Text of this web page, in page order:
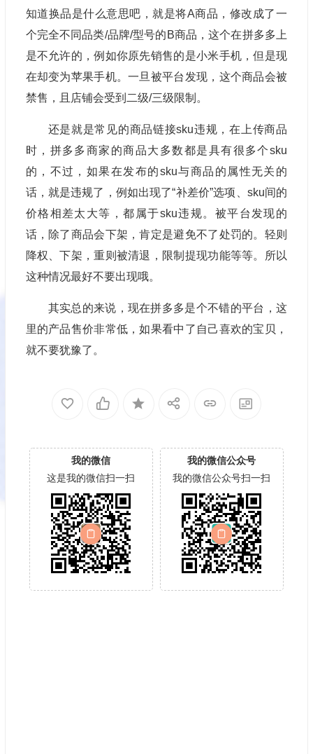
知道换品是什么意思吧，就是将A商品，修改成了一
个完全不同品类/品牌/型号的B商品，这个在拼多多上
是不允许的，例如你原先销售的是小米手机，但是现
在却变为苹果手机。一旦被平台发现，这个商品会被
禁售，且店铺会受到二级/三级限制。
还是就是常见的商品链接sku违规，在上传商品
时，拼多多商家的商品大多数都是具有很多个sku
的，不过，如果在发布的sku与商品的属性无关的
话，就是违规了，例如出现了“补差价”选项、sku间的
价格相差太大等，都属于sku违规。被平台发现的
话，除了商品会下架，肯定是避免不了处罚的。轻则
降权、下架，重则被清退，限制提现功能等等。所以
这种情况最好不要出现哦。
其实总的来说，现在拼多多是个不错的平台，这
里的产品售价非常低，如果看中了自己喜欢的宝贝，
就不要犹豫了。
我的微信
这是我的微信扫一扫
我的微信公众号
我的微信公众号扫一扫